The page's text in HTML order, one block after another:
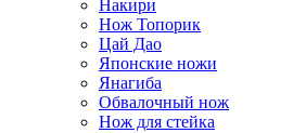
Накири
Нож Топорик
Цай Дао
Японские ножи
Янагиба
Обвалочный нож
Нож для стейка